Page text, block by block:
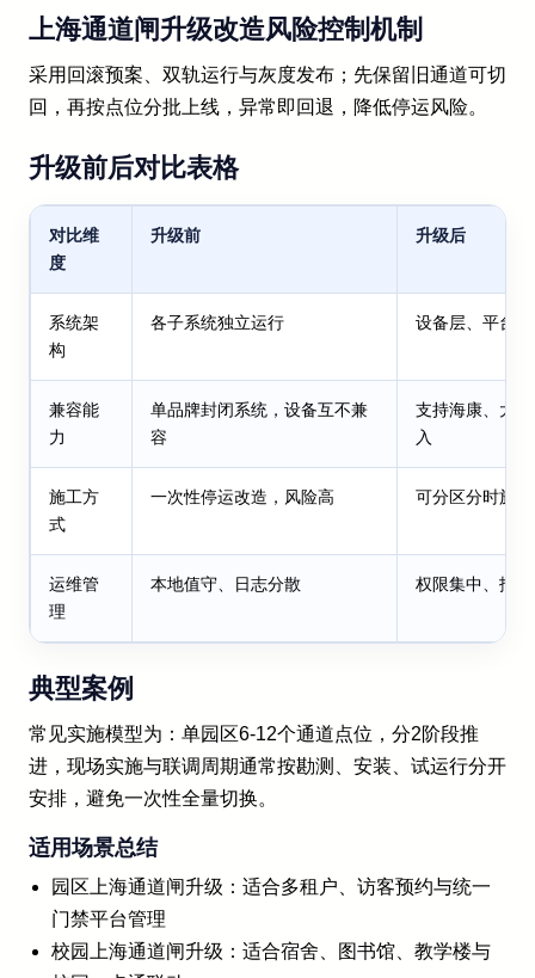
上海通道闸升级改造风险控制机制
采用回滚预案、双轨运行与灰度发布；先保留旧通道可切
回，再按点位分批上线，异常即回退，降低停运风险。
升级前后对比表格
对比维
度
升级前 升级后
系统架
构
各子系统独立运行 设备层、平台
兼容能
力
单品牌封闭系统，设备互不兼
容
支持海康、大
入
施工方
式
一次性停运改造，风险高 可分区分时施
运维管
理
本地值守、日志分散 权限集中、报
典型案例
常见实施模型为：单园区6-12个通道点位，分2阶段推
进，现场实施与联调周期通常按勘测、安装、试运行分开
安排，避免一次性全量切换。
适用场景总结
园区上海通道闸升级：适合多租户、访客预约与统一
门禁平台管理
校园上海通道闸升级：适合宿舍、图书馆、教学楼与